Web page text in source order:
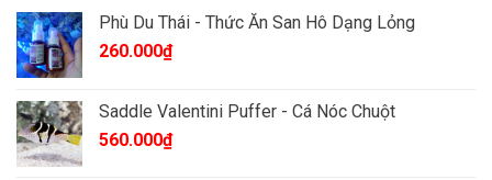
Phù Du Thái - Thức Ăn San Hô Dạng Lỏng
260.000₫
Saddle Valentini Puffer - Cá Nóc Chuột
560.000₫